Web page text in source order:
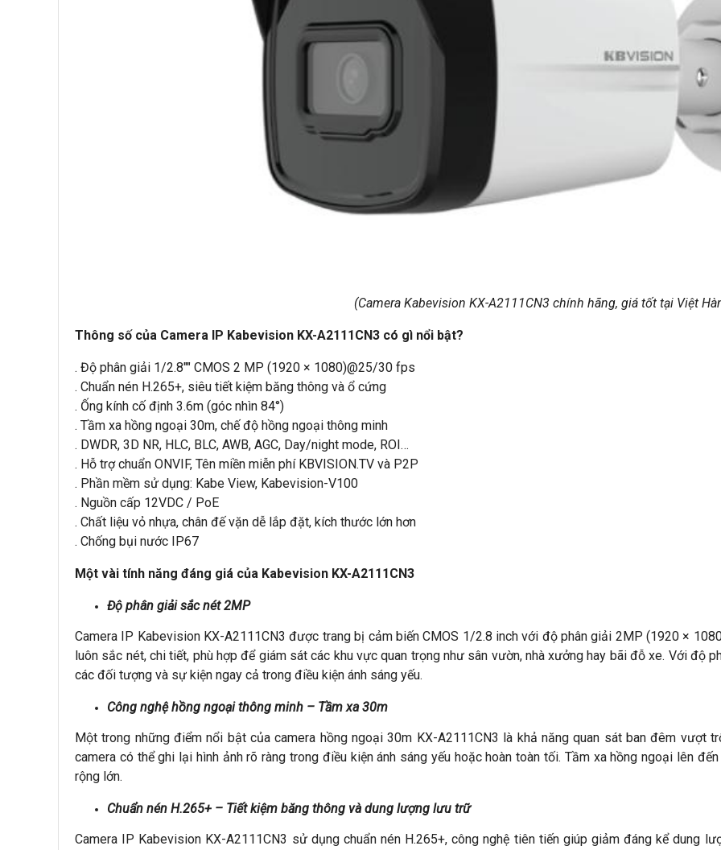
(Camera Kabevision KX-A2111CN3 chính hãng, giá tốt tại Việt
Thông số của Camera IP Kabevision KX-A2111CN3 có gì nổi bật?
. Độ phân giải 1/2.8"" CMOS 2 MP (1920 × 1080)@25/30 fps
. Chuẩn nén H.265+, siêu tiết kiệm băng thông và ổ cứng
. Ống kính cố định 3.6m (góc nhìn 84°)
. Tầm xa hồng ngoại 30m, chế độ hồng ngoại thông minh
. DWDR, 3D NR, HLC, BLC, AWB, AGC, Day/night mode, ROI…
. Hỗ trợ chuẩn ONVIF, Tên miền miễn phí KBVISION.TV và P2P
. Phần mềm sử dụng: Kabe View, Kabevision-V100
. Nguồn cấp 12VDC / PoE
. Chất liệu vỏ nhựa, chân đế vặn dễ lắp đặt, kích thước lớn hơn
. Chống bụi nước IP67
Một vài tính năng đáng giá của Kabevision KX-A2111CN3
Độ phân giải sắc nét 2MP
Camera IP Kabevision KX-A2111CN3 được trang bị cảm biến CMOS 1/2.8 inch với độ phân giải 2MP (1920 ×
luôn sắc nét, chi tiết, phù hợp để giám sát các khu vực quan trọng như sân vườn, nhà xưởng hay bãi đỗ xe. Với độ
các đối tượng và sự kiện ngay cả trong điều kiện ánh sáng yếu.
Công nghệ hồng ngoại thông minh – Tầm xa 30m
Một trong những điểm nổi bật của camera hồng ngoại 30m KX-A2111CN3 là khả năng quan sát ban đêm vượt
camera có thể ghi lại hình ảnh rõ ràng trong điều kiện ánh sáng yếu hoặc hoàn toàn tối. Tầm xa hồng ngoại lên
rộng lớn.
Chuẩn nén H.265+ – Tiết kiệm băng thông và dung lượng lưu trữ
Camera IP Kabevision KX-A2111CN3 sử dụng chuẩn nén H.265+, công nghệ tiên tiến giúp giảm đáng kể dung